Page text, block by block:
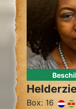
Box: 16